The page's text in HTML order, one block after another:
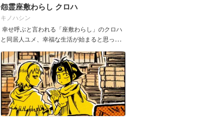
怨霊座敷わらし クロハ
キノハシン
幸せ呼ぶと言われる「座敷わらし」のクロハ
と同居人ユメ、幸福な生活が始まると思って
た。 &nbs...